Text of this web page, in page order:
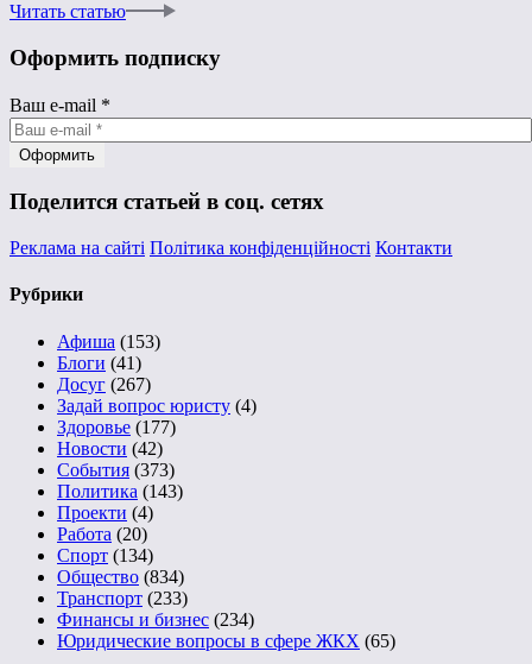
Читать статью
Оформить подписку
Ваш e-mail *
Поделится статьей в соц. сетях
Реклама на сайті Політика конфіденційності Контакти
Рубрики
Афиша (153)
Блоги (41)
Досуг (267)
Задай вопрос юристу (4)
Здоровье (177)
Новости (42)
События (373)
Политика (143)
Проекти (4)
Работа (20)
Спорт (134)
Общество (834)
Транспорт (233)
Финансы и бизнес (234)
Юридические вопросы в сфере ЖКХ (65)